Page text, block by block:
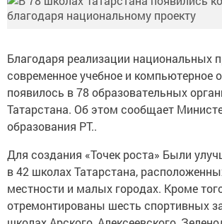
Благодаря реализации национальных
современное учебное и компьютерное
появилось в 78 образовательных
Татарстана. Об этом сообщает
образования РТ..
Для создания «Точек роста» Были
в 42 школах Татарстана,
местности и малых городах. Кроме
отремонтированы шесть спортивных